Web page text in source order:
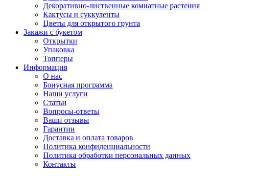
Декоративно-лиственные комнатные растения
Кактусы и суккуленты
Цветы для открытого грунта
Закажи с букетом
Открытки
Упаковка
Топперы
Информация
О нас
Бонусная программа
Наши услуги
Статьи
Вопросы-ответы
Ваши отзывы
Гарантии
Доставка и оплата товаров
Политика конфиденциальности
Политика обработки персональных данных
Контакты